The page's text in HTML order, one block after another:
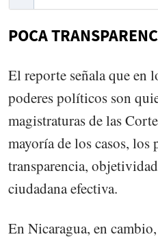
POCA
El reporte señala que en
poderes políticos son
magistraturas de las
mayoría de los casos, los
transparencia,
ciudadana efectiva.
En Nicaragua, en